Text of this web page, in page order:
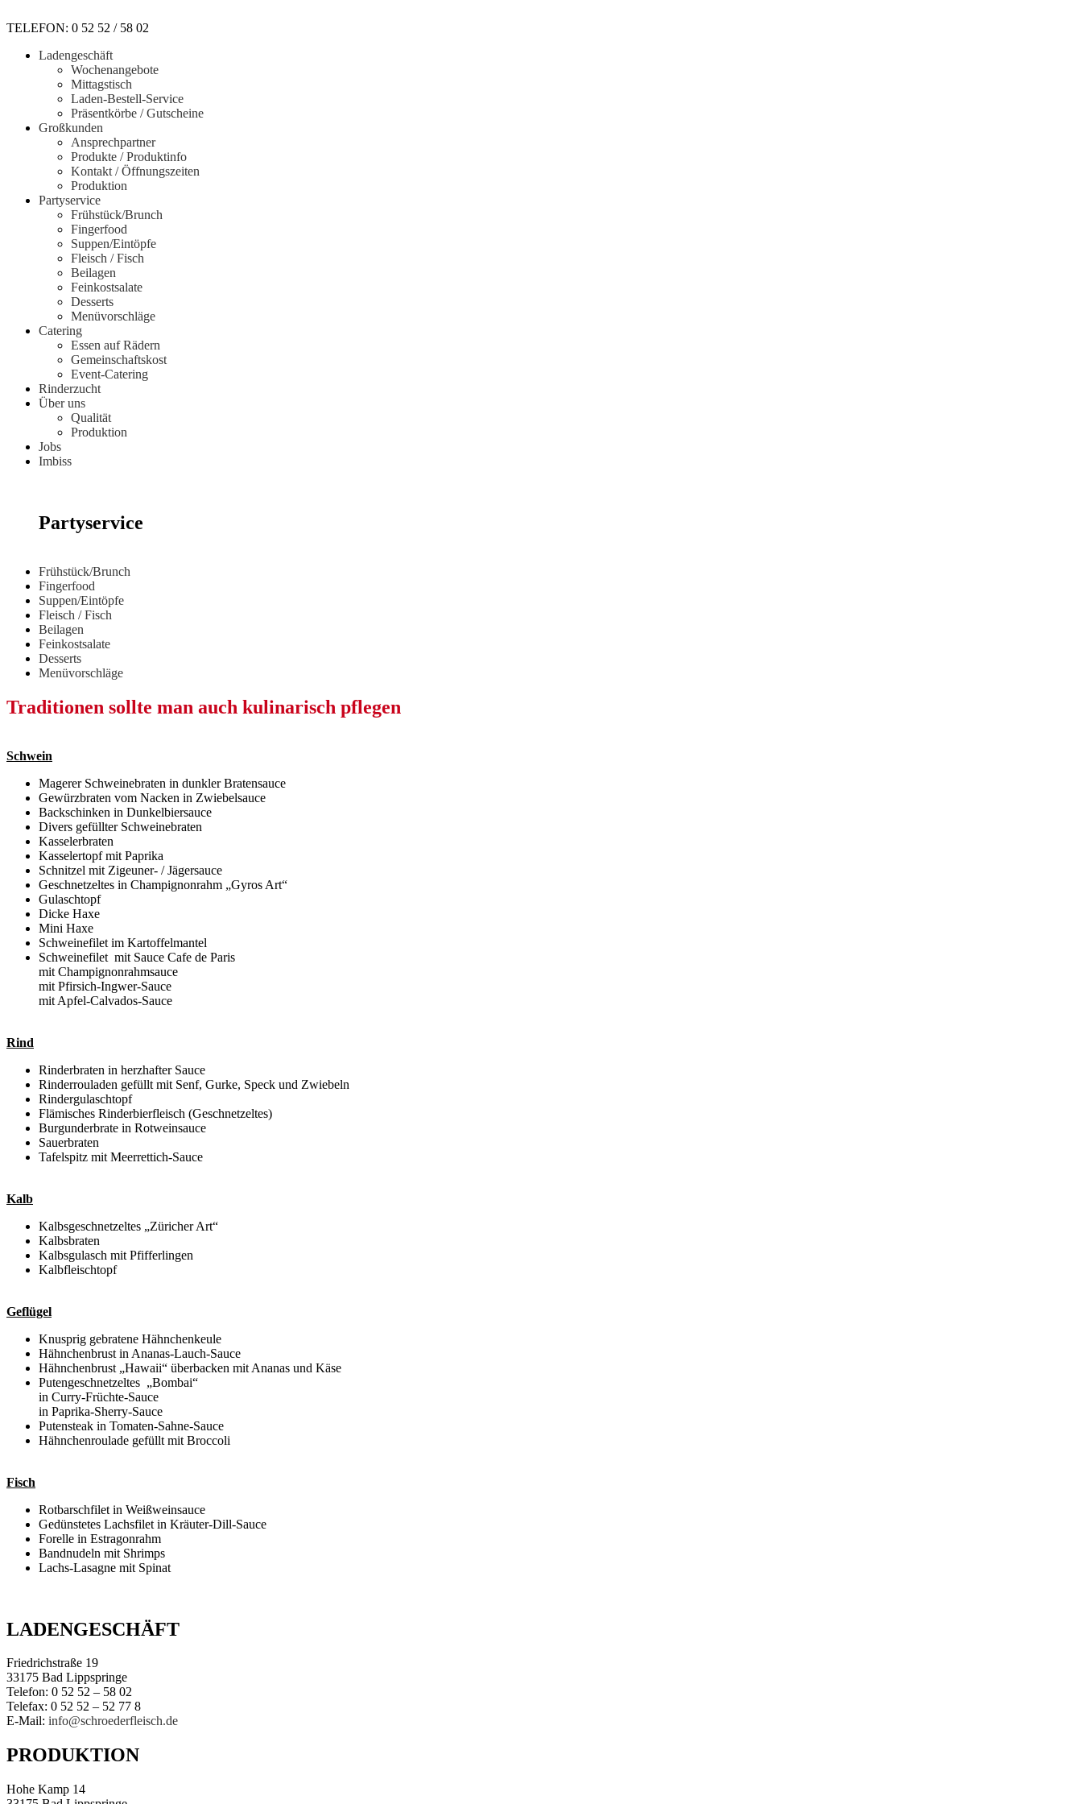
TELEFON: 0 52 52 / 58 02
Ladengeschäft
Wochenangebote
Mittagstisch
Laden-Bestell-Service
Präsentkörbe / Gutscheine
Großkunden
Ansprechpartner
Produkte / Produktinfo
Kontakt / Öffnungszeiten
Produktion
Partyservice
Frühstück/Brunch
Fingerfood
Suppen/Eintöpfe
Fleisch / Fisch
Beilagen
Feinkostsalate
Desserts
Menüvorschläge
Catering
Essen auf Rädern
Gemeinschaftskost
Event-Catering
Rinderzucht
Über uns
Qualität
Produktion
Jobs
Imbiss
Partyservice
Frühstück/Brunch
Fingerfood
Suppen/Eintöpfe
Fleisch / Fisch
Beilagen
Feinkostsalate
Desserts
Menüvorschläge
Traditionen sollte man auch kulinarisch pflegen
Schwein
Magerer Schweinebraten in dunkler Bratensauce
Gewürzbraten vom Nacken in Zwiebelsauce
Backschinken in Dunkelbiersauce
Divers gefüllter Schweinebraten
Kasselerbraten
Kasselertopf mit Paprika
Schnitzel mit Zigeuner- / Jägersauce
Geschnetzeltes in Champignonrahm „Gyros Art“
Gulaschtopf
Dicke Haxe
Mini Haxe
Schweinefilet im Kartoffelmantel
Schweinefilet mit Sauce Cafe de Paris
mit Champignonrahmsauce
mit Pfirsich-Ingwer-Sauce
mit Apfel-Calvados-Sauce
Rind
Rinderbraten in herzhafter Sauce
Rinderrouladen gefüllt mit Senf, Gurke, Speck und Zwiebeln
Rindergulaschtopf
Flämisches Rinderbierfleisch (Geschnetzeltes)
Burgunderbrate in Rotweinsauce
Sauerbraten
Tafelspitz mit Meerrettich-Sauce
Kalb
Kalbsgeschnetzeltes „Züricher Art“
Kalbsbraten
Kalbsgulasch mit Pfifferlingen
Kalbfleischtopf
Geflügel
Knusprig gebratene Hähnchenkeule
Hähnchenbrust in Ananas-Lauch-Sauce
Hähnchenbrust „Hawaii“ überbacken mit Ananas und Käse
Putengeschnetzeltes „Bombai“
in Curry-Früchte-Sauce
in Paprika-Sherry-Sauce
Putensteak in Tomaten-Sahne-Sauce
Hähnchenroulade gefüllt mit Broccoli
Fisch
Rotbarschfilet in Weißweinsauce
Gedünstetes Lachsfilet in Kräuter-Dill-Sauce
Forelle in Estragonrahm
Bandnudeln mit Shrimps
Lachs-Lasagne mit Spinat
LADENGESCHÄFT
Friedrichstraße 19
33175 Bad Lippspringe
Telefon: 0 52 52 – 58 02
Telefax: 0 52 52 – 52 77 8
E-Mail: info@schroederfleisch.de
PRODUKTION
Hohe Kamp 14